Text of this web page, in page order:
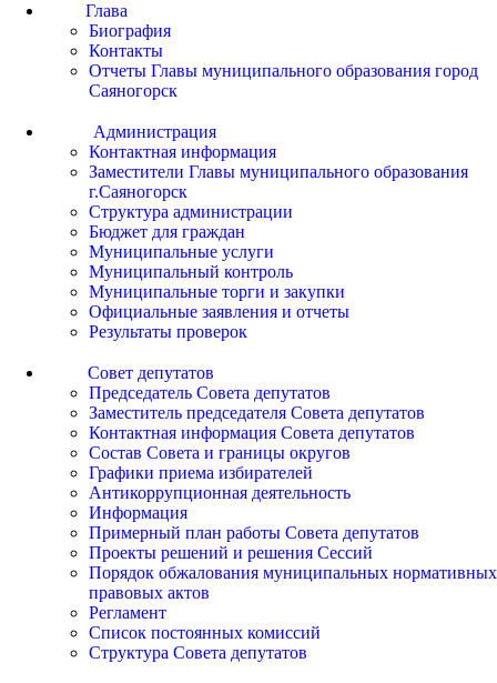
Глава
Биография
Контакты
Отчеты Главы муниципального образования город
Саяногорск
Администрация
Контактная информация
Заместители Главы муниципального образования
г.Саяногорск
Структура администрации
Бюджет для граждан
Муниципальные услуги
Муниципальный контроль
Муниципальные торги и закупки
Официальные заявления и отчеты
Результаты проверок
Совет депутатов
Председатель Совета депутатов
Заместитель председателя Совета депутатов
Контактная информация Совета депутатов
Состав Совета и границы округов
Графики приема избирателей
Антикоррупционная деятельность
Информация
Примерный план работы Совета депутатов
Проекты решений и решения Сессий
Порядок обжалования муниципальных нормативных
правовых актов
Регламент
Список постоянных комиссий
Структура Совета депутатов